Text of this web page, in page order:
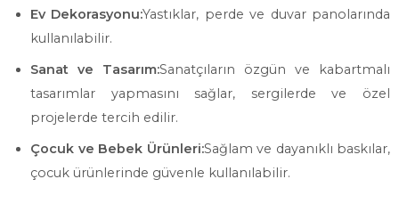
Ev Dekorasyonu:Yastıklar, perde ve duvar panolarında
kullanılabilir.
Sanat ve Tasarım:Sanatçıların özgün ve kabartmalı
tasarımlar yapmasını sağlar, sergilerde ve özel
projelerde tercih edilir.
Çocuk ve Bebek Ürünleri:Sağlam ve dayanıklı baskılar,
çocuk ürünlerinde güvenle kullanılabilir.